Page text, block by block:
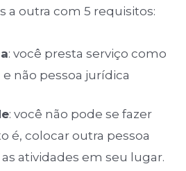
a outra com 5 requisitos:
: você presta serviço como
e não pessoa jurídica
: você não pode se fazer
é, colocar outra pessoa
atividades em seu lugar.